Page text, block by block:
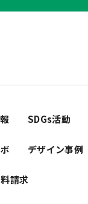
SDGs活動
デザイン事例
請求